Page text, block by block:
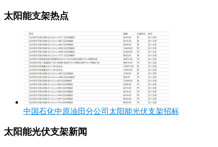
太阳能支架热点
中国石化中原油田分公司太阳能光伏支架招标
太阳能光伏支架新闻